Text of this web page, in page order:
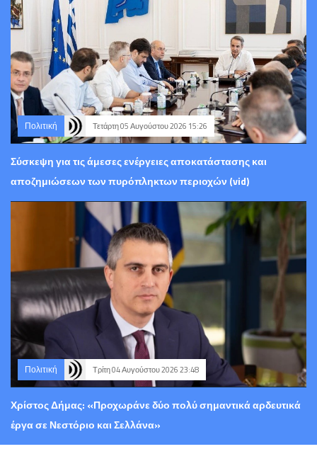
Πολιτική Τετάρτη 05 Αυγούστου 2026 15:26
Σύσκεψη για τις άμεσες ενέργειες αποκατάστασης και
αποζημιώσεων των πυρόπληκτων περιοχών (vid)
Πολιτική Τρίτη 04 Αυγούστου 2026 23:48
Χρίστος Δήμας: «Προχωράνε δύο πολύ σημαντικά αρδευτικά
έργα σε Νεστόριο και Σελλάνα»